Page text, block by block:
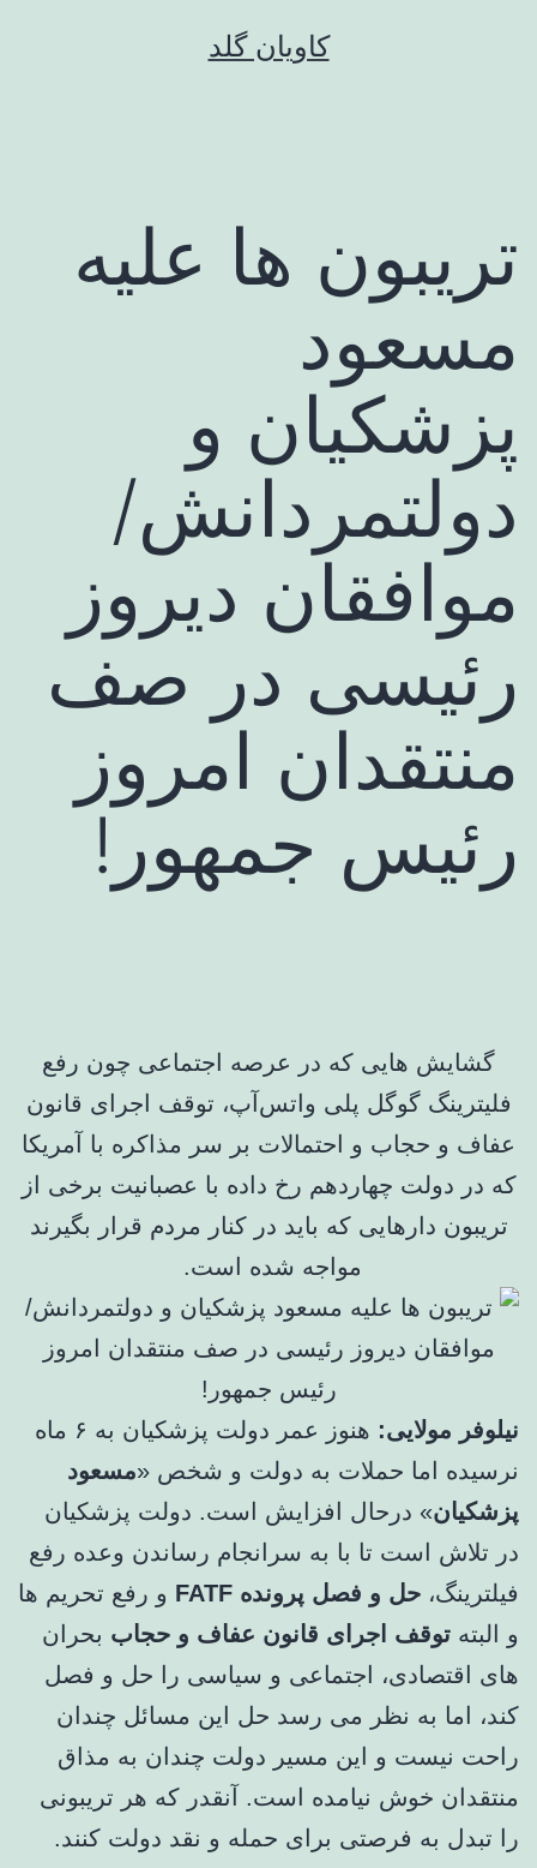
کاویان گلد
تریبون ها علیه
مسعود
پزشکیان و
دولتمردانش/
موافقان دیروز
رئیسی در صف
منتقدان امروز
رئیس جمهور!
گشایش هایی که در عرصه اجتماعی چون رفع
فلیترینگ گوگل پلی واتس‌آپ، توقف اجرای قانون
عفاف و حجاب و احتمالات بر سر مذاکره با آمریکا
که در دولت چهاردهم رخ داده با عصبانیت برخی از
تریبون دارهایی که باید در کنار مردم قرار بگیرند
مواجه شده است.
نیلوفر مولایی:
هنوز عمر دولت پزشکیان به ۶ ماه
نرسیده اما حملات به دولت و شخص «مسعود
پزشکیان» درحال افزایش است. دولت پزشکیان
در تلاش است تا با به سرانجام رساندن وعده رفع
فیلترینگ، حل و فصل پرونده FATF
و رفع تحریم ها
و البته توقف اجرای قانون عفاف و حجاب بحران
های اقتصادی، اجتماعی و سیاسی را حل و فصل
کند، اما به نظر می رسد حل این مسائل چندان
راحت نیست و این مسیر دولت چندان به مذاق
منتقدان خوش نیامده است. آنقدر که هر تریبونی
را تبدل به فرصتی برای حمله و نقد دولت کنند.